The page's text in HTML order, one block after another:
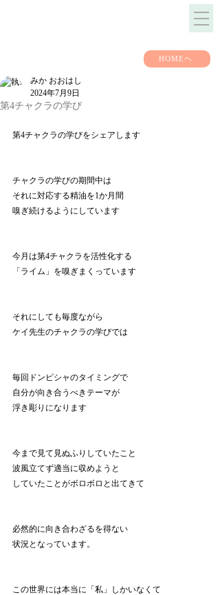
HOMEヘ
第4チャクラの学び
みか おおはし
2024年7月9日
第4チャクラの学びをシェアします
チャクラの学びの期間中は
それに対応する精油を1か月間
嗅ぎ続けるようにしています
今月は第4チャクラを活性化する
「ライム」を嗅ぎまくっています
それにしても毎度ながら
ケイ先生のチャクラの学びでは
毎回ドンピシャのタイミングで
自分が向き合うべきテーマが
浮き彫りになります
今まで見て見ぬふりしていたこと
波風立てず適当に収めようと
していたことがボロボロと出てきて
必然的に向き合わざるを得ない
状況となっています。
この世界には本当に「私」しかいなくて